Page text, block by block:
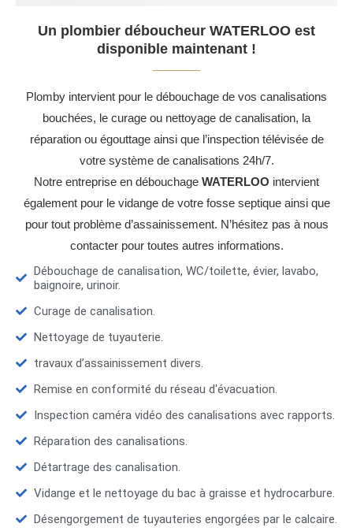
Un plombier déboucheur WATERLOO est
disponible maintenant !
Plomby intervient pour le débouchage de vos canalisations
bouchées, le curage ou nettoyage de canalisation, la
réparation ou égouttage ainsi que l’inspection télévisée de
votre système de canalisations 24h/7.
Notre entreprise en débouchage WATERLOO intervient
également pour le vidange de votre fosse septique ainsi que
pour tout problème d’assainissement. N’hésitez pas à nous
contacter pour toutes autres informations.
Débouchage de canalisation, WC/toilette, évier, lavabo,
baignoire, urinoir.
Curage de canalisation.
Nettoyage de tuyauterie.
travaux d’assainissement divers.
Remise en conformité du réseau d'évacuation.
Inspection caméra vidéo des canalisations avec rapports.
Réparation des canalisations.
Détartrage des canalisation.
Vidange et le nettoyage du bac à graisse et hydrocarbure.
Désengorgement de tuyauteries engorgées par le calcaire.